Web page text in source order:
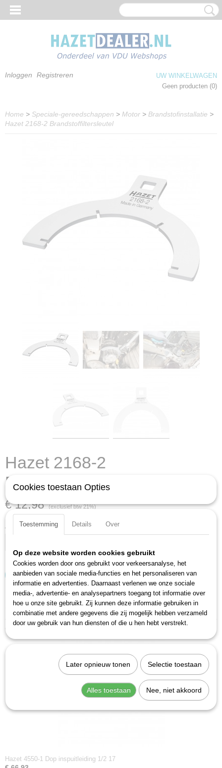
Inloggen Registreren
UW WINKELWAGEN
Geen producten (0)
Home > Speciale-gereedschappen > Motor > Brandstofinstallatie >
Hazet 2168-2 Brandstoffiltersleutel
Hazet 2168-2
Brandstoffiltersleutel
€ 12,98 (exclusief btw 21%)
Aantal
IN WINKELWAGEN
Specificaties
Productcode
2168-2
Productcode leverancier
Ook interessant
Hazet 4550-1 Dop inspuitleiding 1/2 17
Cookies toestaan Opties
Toestemming Details Over
Op deze website worden cookies gebruikt
Cookies worden door ons gebruikt voor verkeersanalyse, het
aanbieden van sociale media-functies en het personaliseren van
informatie en advertenties. Daarnaast verlenen we onze sociale
media-, advertentie- en analysepartners toegang tot informatie over
hoe u onze site gebruikt. Zij kunnen deze informatie gebruiken in
combinatie met andere gegevens die zij mogelijk hebben verzameld
door uw gebruik van hun diensten of die u hen hebt verstrekt.
Later opnieuw tonen Selectie toestaan
Alles toestaan Nee, niet akkoord